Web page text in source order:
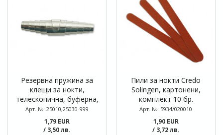
Резервна пружина за
клещи за нокти,
телескопична, буферна,
45мм
Арт. №: 25010,25030-999
1,79 EUR
/ 3,50 лв.
Пили за нокти Credo
Solingen, картонени,
комплект 10 бр.
Арт. №: 5934/020010
1,90 EUR
/ 3,72 лв.